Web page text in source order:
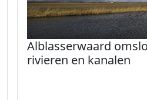
Alblasserwaard
rivieren en kanalen